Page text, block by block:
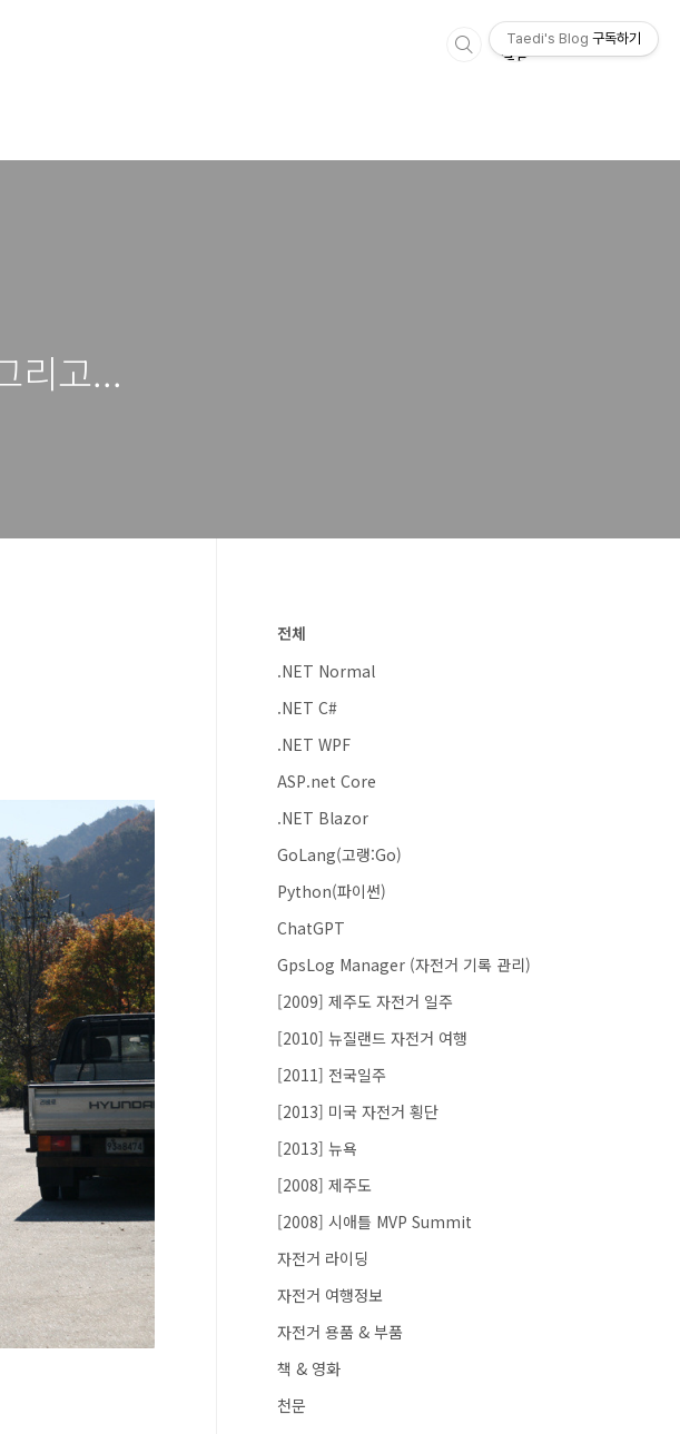
리고...
전체
.NET Normal
.NET C#
.NET WPF
ASP.net Core
.NET Blazor
GoLang(고랭:Go)
Python(파이썬)
ChatGPT
GpsLog Manager (자전거 기록 관리)
[2009] 제주도 자전거 일주
[2010] 뉴질랜드 자전거 여행
[2011] 전국일주
[2013] 미국 자전거 횡단
[2013] 뉴욕
[2008] 제주도
[2008] 시애틀 MVP Summit
자전거 라이딩
자전거 여행정보
자전거 용품 & 부품
책 & 영화
천문
Taedi's Blog 구독하기